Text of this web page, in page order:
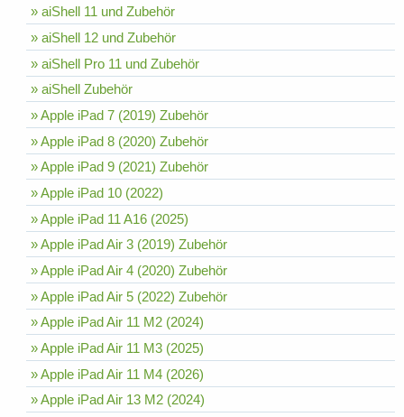
» aiShell 11 und Zubehör
» aiShell 12 und Zubehör
» aiShell Pro 11 und Zubehör
» aiShell Zubehör
» Apple iPad 7 (2019) Zubehör
» Apple iPad 8 (2020) Zubehör
» Apple iPad 9 (2021) Zubehör
» Apple iPad 10 (2022)
» Apple iPad 11 A16 (2025)
» Apple iPad Air 3 (2019) Zubehör
» Apple iPad Air 4 (2020) Zubehör
» Apple iPad Air 5 (2022) Zubehör
» Apple iPad Air 11 M2 (2024)
» Apple iPad Air 11 M3 (2025)
» Apple iPad Air 11 M4 (2026)
» Apple iPad Air 13 M2 (2024)